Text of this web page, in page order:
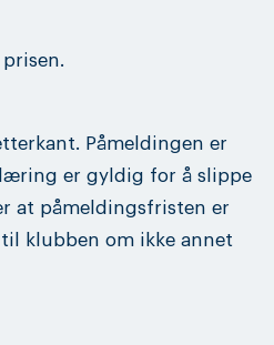
Påmeldingen er
er gyldig for å slippe
at påmeldingsfristen er
klubben om ikke annet